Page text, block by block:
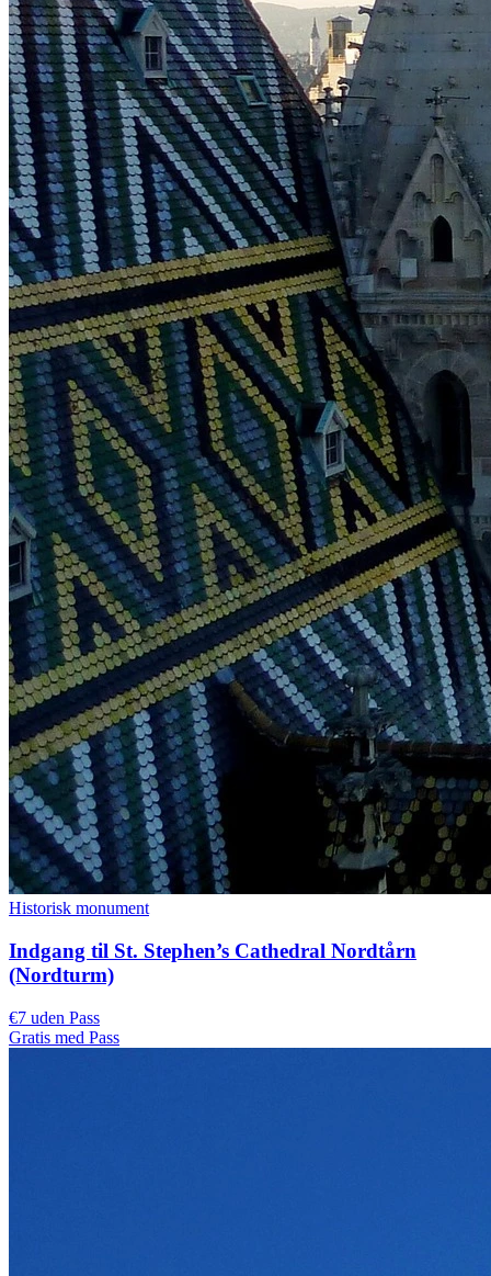
Historisk monument
Indgang til St. Stephen’s Cathedral Nordtårn
(Nordturm)
€7 uden Pass
Gratis med Pass